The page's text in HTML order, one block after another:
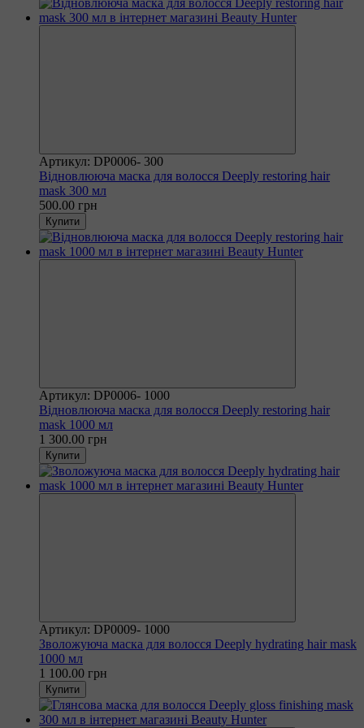
Артикул: DP0006- 300
Відновлююча маска для волосся Deeply restoring hair
mask 300 мл
500.00 грн
Купити
Артикул: DP0006- 1000
Відновлююча маска для волосся Deeply restoring hair
mask 1000 мл
1 300.00 грн
Купити
Артикул: DP0009- 1000
Зволожуюча маска для волосся Deeply hydrating hair mask
1000 мл
1 100.00 грн
Купити